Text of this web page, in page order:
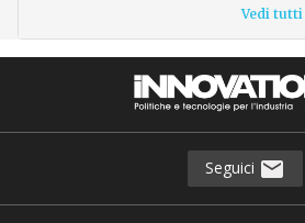
Vedi
Seguici